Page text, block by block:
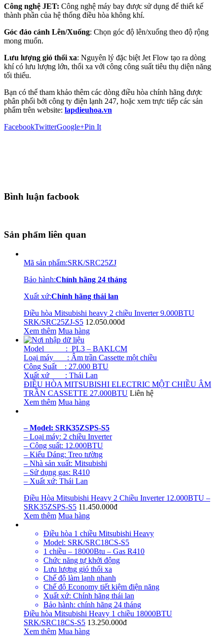
Công nghệ JET: Công nghệ máy bay được sử dụng để thiết kế
thành phần của hệ thống điều hòa không khí.
Góc đảo cánh Lên/Xuống: Chọn góc độ lên/xuống theo độ rộng
mong muốn.
Lưu lượng gió thổi xa: Nguyên lý đặc biệt Jet Flow tạo ra dòng
khí có lưu lượng lớn, thổi xa với công công suất tiêu thụ diện năng
tối thiểu.
Bạn có thể tham khảo thêm các dòng điều hòa chính hãng được
phân phối bởi công ty điện lạnh 247, hoặc xem trực tiếp các sản
phẩm trên website: lapdieuhoa.vn
FacebookTwitterGoogle+Pin It
Bình luận facbook
Sản phẩm liên quan
Mã sản phẩm:SRK/SRC25ZJ
Bảo hành:Chính hãng 24 tháng
Xuất xứ:Chính hãng thái lan
Điều hòa Mitsubishi heavy 2 chiều Inverter 9.000BTU
SRK/SRC25ZJ-S5 12.050.000đ
Xem thêm Mua hàng
Model : PL3 – BAKLCM
Loại máy : Âm trần Cassette một chiều
Công Suất : 27.000 BTU
Xuất xứ : Thái Lan
ĐIỀU HÒA MITSUBISHI ELECTRIC MỘT CHIỀU ÂM
TRẦN CASSETTE 27.000BTU Liên hệ
Xem thêm Mua hàng
– Model: SRK35ZSPS-S5
– Loại máy: 2 chiều Inverter
– Công suất: 12.000BTU
– Kiểu Dáng: Treo tường
– Nhà sản xuất: Mitsubishi
– Sử dụng gas: R410
– Xuất xứ: Thái Lan
Điều Hòa Mitsubishi Heavy 2 Chiều Inverter 12.000BTU –
SRK35ZSPS-S5 11.450.000đ
Xem thêm Mua hàng
Điều hòa 1 chiều Mitsubishi Heavy
Model: SRK/SRC18CS-S5
1 chiều – 18000Btu – Gas R410
Chức năng tự khởi động
Lưu lượng gió thổi xa
Chế độ làm lạnh nhanh
Chế độ Economy tiết kiệm điện năng
Xuất xứ: Chính hãng thái lan
Bảo hành: chính hãng 24 tháng
Điều hòa Mitsubishi Heavy 1 chiều 18000BTU
SRK/SRC18CS-S5 13.250.000đ
Xem thêm Mua hàng